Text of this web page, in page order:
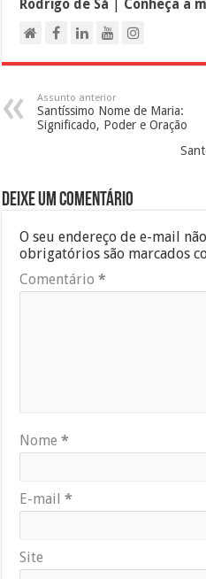
Rodrigo de Sá | Conheça a
Assunto anterior
Santíssimo Nome de Maria:
Significado, Poder e Oração
Deixe um comentário
O seu endereço de e-mail
obrigatórios são marcados
Comentário*
Nome*
E-mail*
Site